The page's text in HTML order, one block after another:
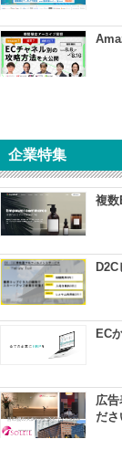
企業特集
複数
D2C
EC
広
ださ